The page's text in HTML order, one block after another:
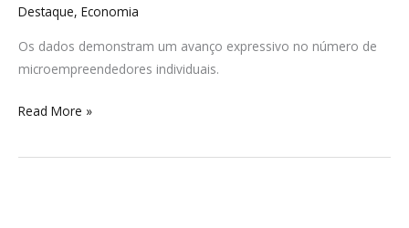
Destaque, Economia
Os dados demonstram um avanço expressivo no número de
microempreendedores individuais.
de
na
abertura
empresas
Read More »